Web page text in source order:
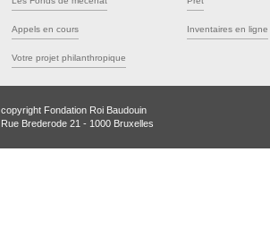
Appels en cours
Votre projet philanthropique
Inventaires en ligne
copyright Fondation Roi Baudouin
Rue Brederode 21 - 1000 Bruxelles